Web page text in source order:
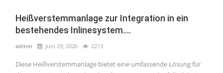
Heißverstemmanlage zur Integration in ein
bestehendes Inlinesystem....
admin Juni 29, 2026 2213
Diese Heißverstemmanlage bietet eine umfassende Lösung für